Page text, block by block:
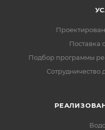
Поставка
Подбор программы
Сотрудничество